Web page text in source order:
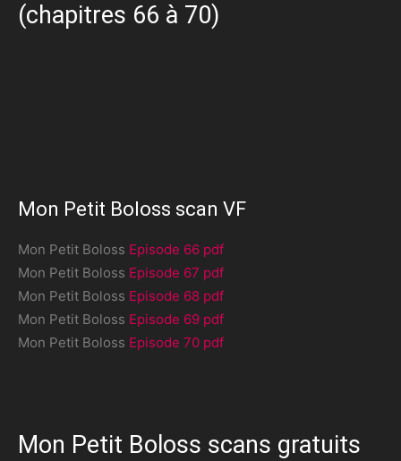
(chapitres 66 à 70)
Mon Petit Boloss scan VF
Mon Petit Boloss Episode 66 pdf
Mon Petit Boloss Episode 67 pdf
Mon Petit Boloss Episode 68 pdf
Mon Petit Boloss Episode 69 pdf
Mon Petit Boloss Episode 70 pdf
Mon Petit Boloss scans gratuits